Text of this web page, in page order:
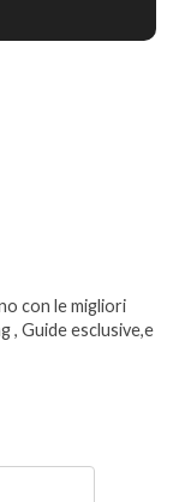
con le migliori
, Guide esclusive,e